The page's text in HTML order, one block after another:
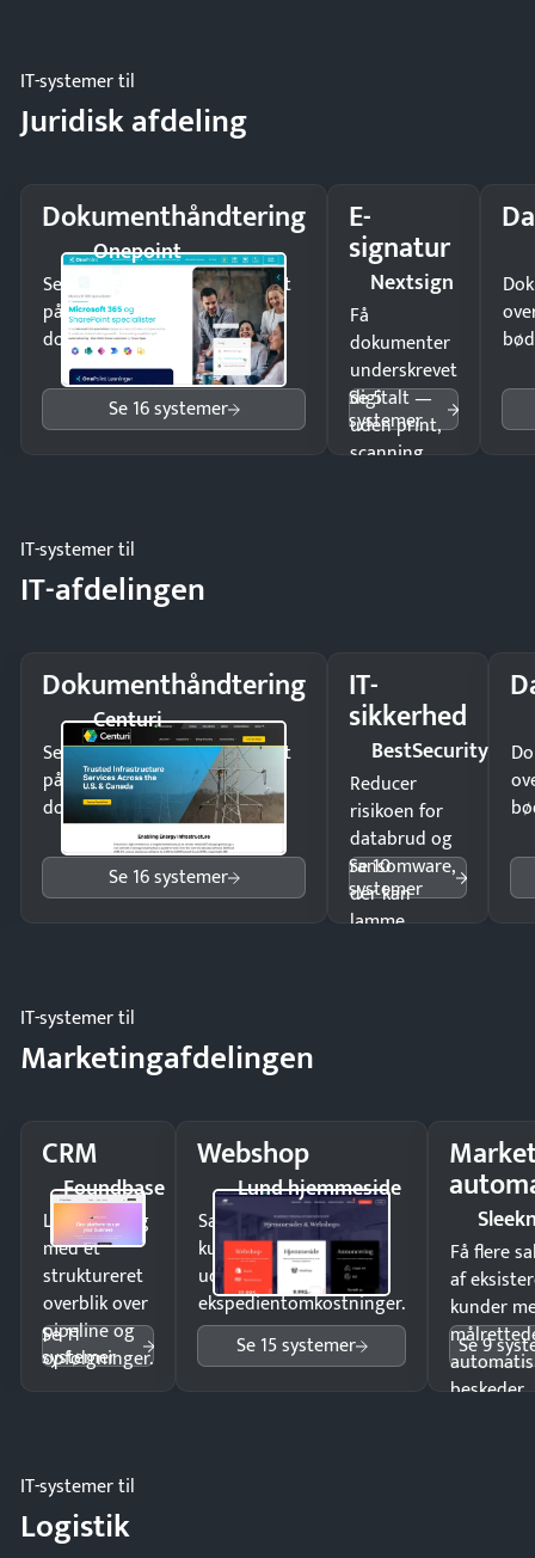
IT-systemer til
Juridisk afdeling
Dokumenthåndtering
Onepoint
Send kontrakter til underskrift
på minutter og mist ingen
dokumenter.
Se 16 systemer
E-
signatur
Nextsign
Få
dokumenter
underskrevet
digitalt —
uden print,
scanning
Se 5
systemer
IT-systemer til
IT-afdelingen
Dokumenthåndtering
Centuri
Send kontrakter til underskrift
på minutter og mist ingen
dokumenter.
Se 16 systemer
IT-
sikkerhed
BestSecurity
Reducer
risikoen for
databrud og
ransomware,
der kan
lamme
Se 10
systemer
IT-systemer til
Marketingafdelingen
CRM
Foundbase
Luk flere salg
med et
struktureret
overblik over
pipeline og
opfølgninger.
Se 11
systemer
Webshop
Lund hjemmeside
Sælg produkter 24/7 til
kunder i hele landet
uden
ekspedientomkostninger.
Se 15 systemer
Få flere
af
kunder
beskeder.
Se 9
IT-systemer til
Logistik